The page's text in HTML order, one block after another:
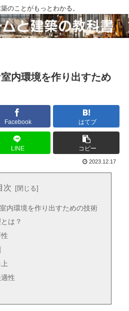
のことがもっとわかる。
内環境を作り出すため
Facebook はてブ
LINE コピー
2023.12.17
次
内環境を作り出すための技術
は？
性